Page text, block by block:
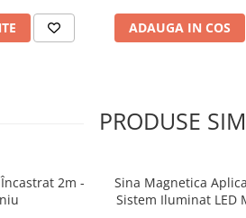
prindere.
ADAUGA IN COS
PRODUSE
2m -
Sina Magnetica
Sistem Iluminat LED